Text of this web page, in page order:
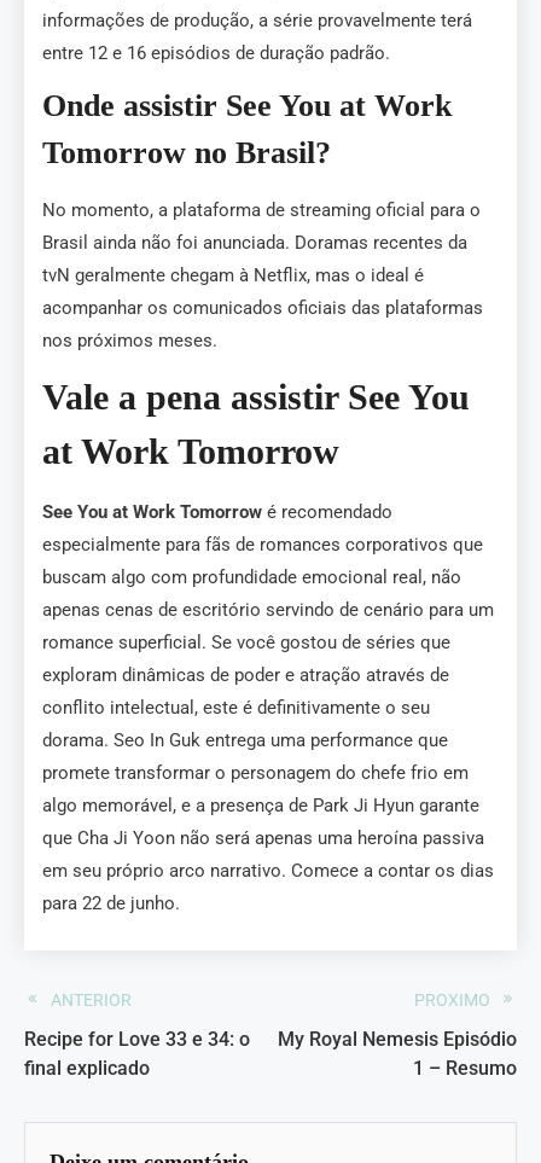
informações de produção, a série provavelmente terá
entre 12 e 16 episódios de duração padrão.
Onde assistir See You at Work
Tomorrow no Brasil?
No momento, a plataforma de streaming oficial para o
Brasil ainda não foi anunciada. Doramas recentes da
tvN geralmente chegam à Netflix, mas o ideal é
acompanhar os comunicados oficiais das plataformas
nos próximos meses.
Vale a pena assistir See You
at Work Tomorrow
See You at Work Tomorrow é recomendado
especialmente para fãs de romances corporativos que
buscam algo com profundidade emocional real, não
apenas cenas de escritório servindo de cenário para um
romance superficial. Se você gostou de séries que
exploram dinâmicas de poder e atração através de
conflito intelectual, este é definitivamente o seu
dorama. Seo In Guk entrega uma performance que
promete transformar o personagem do chefe frio em
algo memorável, e a presença de Park Ji Hyun garante
que Cha Ji Yoon não será apenas uma heroína passiva
em seu próprio arco narrativo. Comece a contar os dias
para 22 de junho.
ANTERIOR
Recipe for Love 33 e 34: o
final explicado
PROXIMO
My Royal Nemesis Episódio
1 – Resumo